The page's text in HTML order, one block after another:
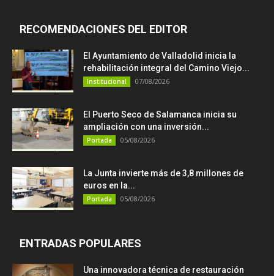
RECOMENDACIONES DEL EDITOR
El Ayuntamiento de Valladolid inicia la
rehabilitación integral del Camino Viejo...
Institucional 07/08/2026
El Puerto Seco de Salamanca inicia su
ampliación con una inversión...
Portada 05/08/2026
La Junta invierte más de 3,8 millones de
euros en la...
Portada 05/08/2026
ENTRADAS POPULARES
Una innovadora técnica de restauración